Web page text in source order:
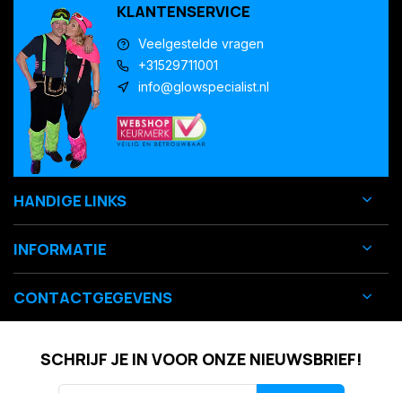
KLANTENSERVICE
Veelgestelde vragen
+31529711001
info@glowspecialist.nl
HANDIGE LINKS
INFORMATIE
CONTACTGEGEVENS
SCHRIJF JE IN VOOR ONZE NIEUWSBRIEF!